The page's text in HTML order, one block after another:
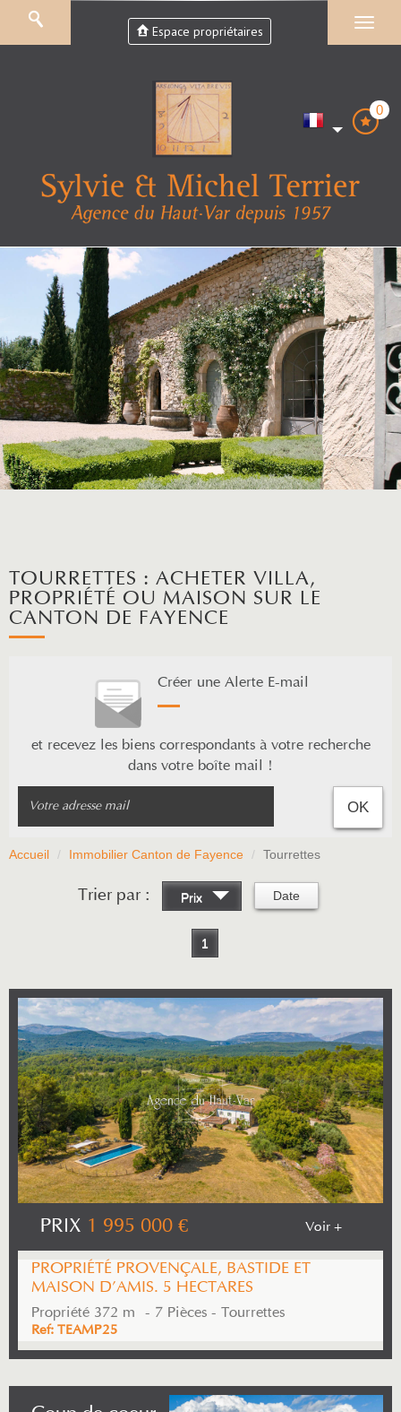
Espace propriétaires
0
TOURRETTES : ACHETER VILLA,
PROPRIÉTÉ OU MAISON SUR LE
CANTON DE FAYENCE
Créer une Alerte E-mail
et recevez les biens correspondants à votre recherche
dans votre boîte mail !
OK
Accueil Immobilier Canton de Fayence Tourrettes
Trier par : Prix Date
1
PRIX 1 995 000 € Voir +
PROPRIÉTÉ PROVENÇALE, BASTIDE ET
MAISON D'AMIS. 5 HECTARES
Propriété 372 m² - 7 Pièces - Tourrettes
Ref: TEAMP25